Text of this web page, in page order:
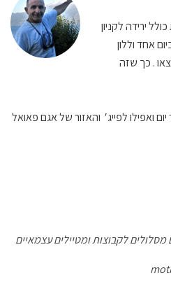
ירידה לקניון
אחד וללון
. כך שזה
ואפילו לפייג′ והאזור של אגם פאואל
לקבוצות ומטיילים עצמאיים